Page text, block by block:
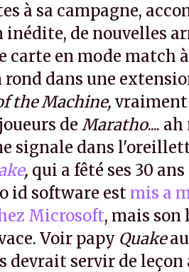
à sa campagne,
inédite, de nouvelles
carte en mode match
rond dans une
the Machine, vraiment
de Maratho....
signale dans
, qui a fêté ses 30
id software est mis a
Microsoft, mais son
Voir papy Quake
devrait servir de leçon